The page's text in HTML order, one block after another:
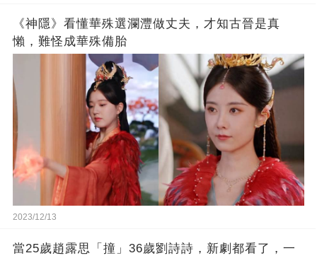
《神隱》看懂華殊選瀾灃做丈夫，才知古晉是真
懶，難怪成華殊備胎
2023/12/13
當25歲趙露思「撞」36歲劉詩詩，新劇都看了，一